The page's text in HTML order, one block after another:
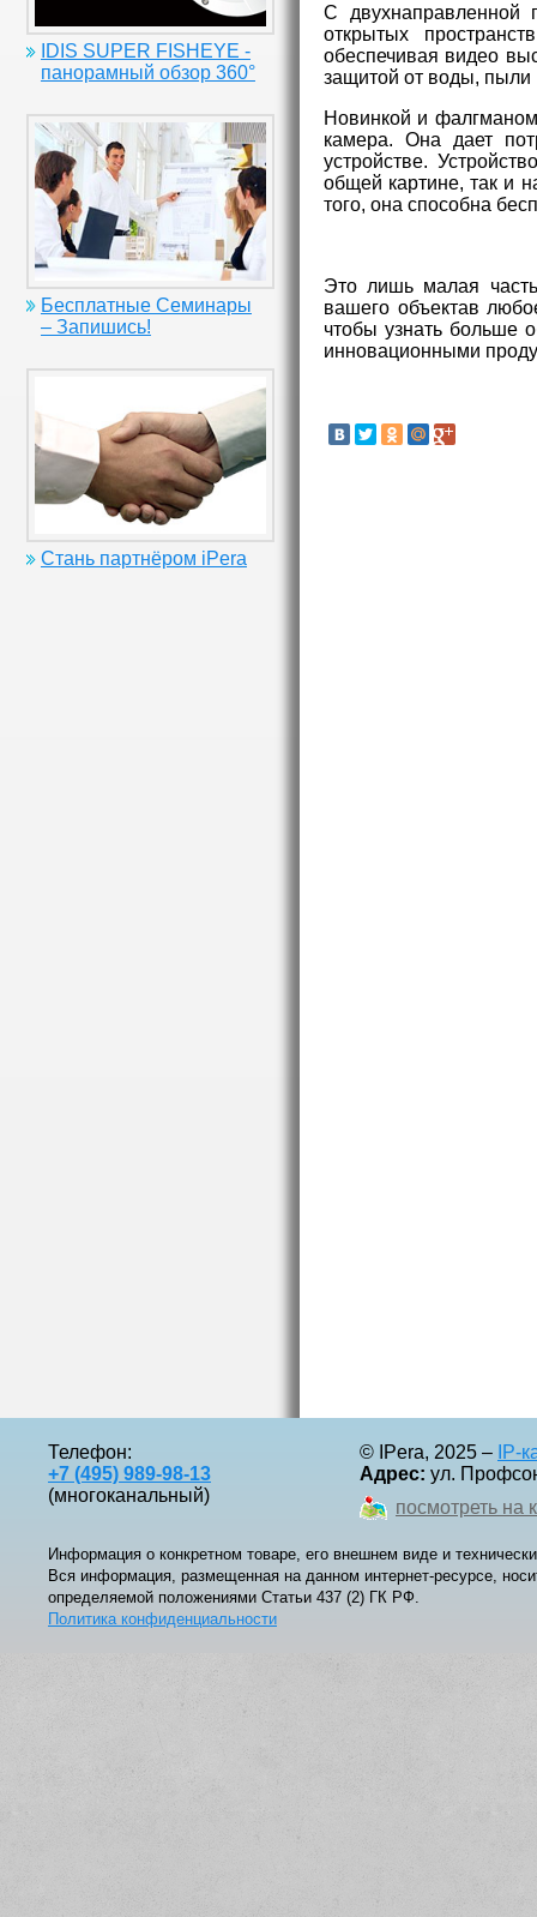
IDIS SUPER FISHEYE -
панорамный обзор 360°
Бесплатные Семинары
– Запишись!
Стань партнёром iPera
С двухнаправленной
открытых
обеспечивая видео
защитой от воды, пыли
Новинкой и
камера. Она дает
устройстве.
общей картине, так и
того, она способна
Это лишь малая
вашего объектав
чтобы узнать больше
инновационными
Телефон:
+7 (495) 989-98-13
(многоканальный)
© IPera, 2025 – IP-
Адрес: ул.
посмотреть на
Информация о конкретном товаре, его внешнем виде и
Вся информация, размещенная на данном интернет-ресурсе,
определяемой положениями Статьи 437 (2) ГК РФ.
Политика конфиденциальности